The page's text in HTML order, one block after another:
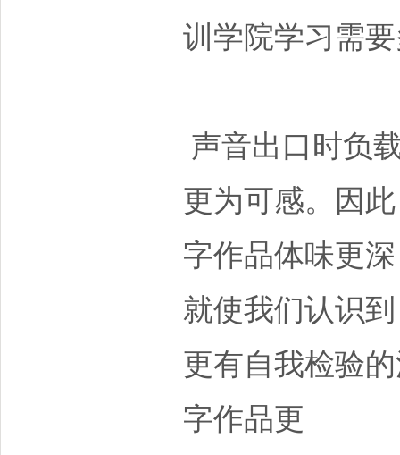
训学院学习需
声音出口时负
更为可感。因
字作品体味更
就使我们认识
更有自我检验
字作品更